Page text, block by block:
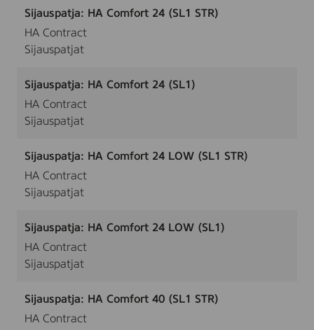
Sijauspatja: HA Comfort 24 (SL1 STR)
HA Contract
Sijauspatjat
Sijauspatja: HA Comfort 24 (SL1)
HA Contract
Sijauspatjat
Sijauspatja: HA Comfort 24 LOW (SL1 STR)
HA Contract
Sijauspatjat
Sijauspatja: HA Comfort 24 LOW (SL1)
HA Contract
Sijauspatjat
Sijauspatja: HA Comfort 40 (SL1 STR)
HA Contract